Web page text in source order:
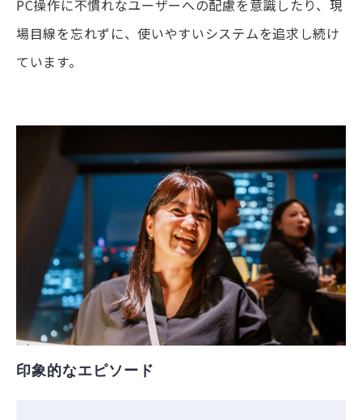
PC操作に不慣れなユーザーへの配慮を意識したり、現
場目線を忘れずに、使いやすいシステムを追求し続け
ています。
印象的なエピソード